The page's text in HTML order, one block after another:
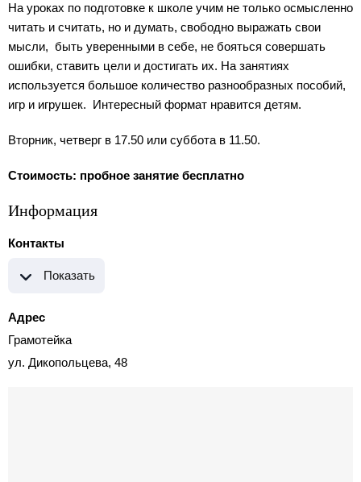
На уроках по подготовке к школе учим не только осмысленно
читать и считать, но и думать, свободно выражать свои
мысли, быть уверенными в себе, не бояться совершать
ошибки, ставить цели и достигать их. На занятиях
используется большое количество разнообразных пособий,
игр и игрушек. Интересный формат нравится детям.
Вторник, четверг в 17.50 или суббота в 11.50.
Стоимость: пробное занятие бесплатно
Информация
Контакты
Показать
Адрес
Грамотейка
ул. Дикопольцева, 48